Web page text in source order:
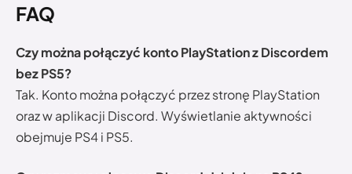
FAQ
Czy można połączyć konto PlayStation z Discordem
bez PS5?
Tak. Konto można połączyć przez stronę PlayStation
oraz w aplikacji Discord. Wyświetlanie aktywności
obejmuje PS4 i PS5.